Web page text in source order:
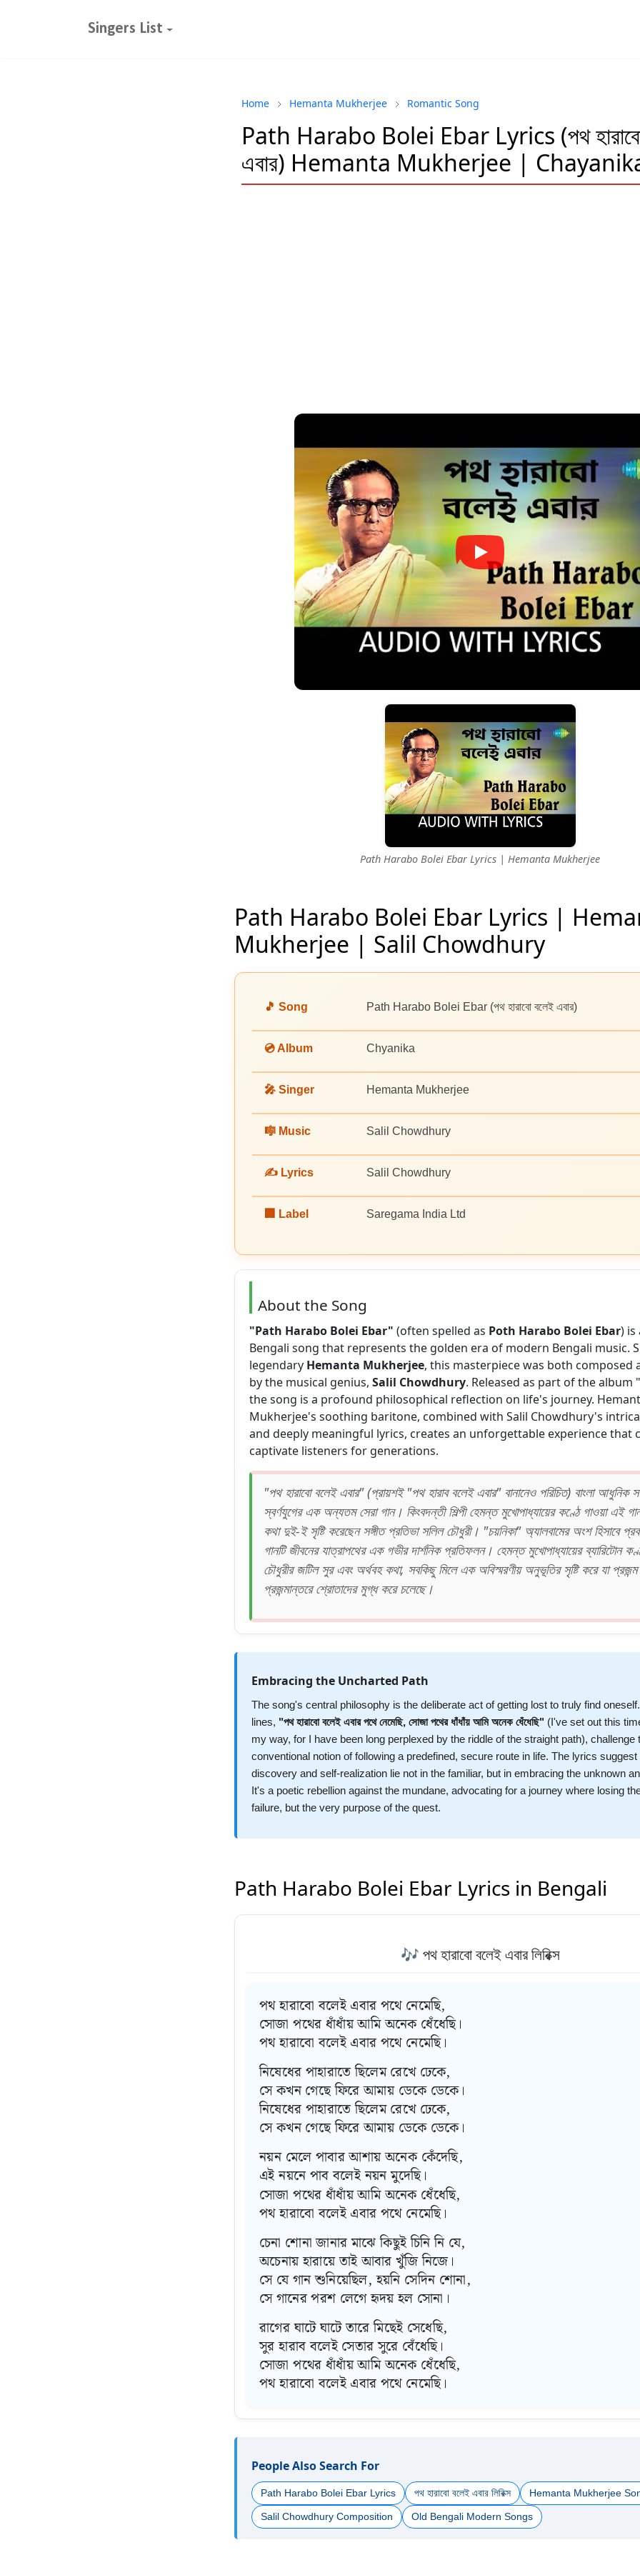
Singers List
Home Hemanta Mukherjee Romantic Song
Path Harabo Bolei Ebar Lyrics (পথ
এবার) Hemanta Mukherjee |
Path Harabo Bolei Ebar Lyrics | Hemanta Mukherjee
Path Harabo Bolei Ebar Lyrics |
Mukherjee | Salil Chowdhury
🎵 Song Path Harabo Bolei Ebar (পথ হারাবো বলেই এবার)
💿 Album Chyanika
🎤 Singer Hemanta Mukherjee
🎼 Music Salil Chowdhury
✍️ Lyrics Salil Chowdhury
🏢 Label Saregama India Ltd
About the Song
"Path Harabo Bolei Ebar" (often spelled as Poth Harabo Bolei Ebar) is
Bengali song that represents the golden era of modern Bengali music.
legendary Hemanta Mukherjee, this masterpiece was both composed
by the musical genius, Salil Chowdhury. Released as part of the album
the song is a profound philosophical reflection on life's journey.
Mukherjee's soothing baritone, combined with Salil Chowdhury's
and deeply meaningful lyrics, creates an unforgettable experience that
captivate listeners for generations.
"পথ হারাবো বলেই এবার" (প্রায়শই "পথ হারাব বলেই এবার" বানানেও পরিচিত) বাংলা আধুনিক
স্বর্ণযুগের এক অন্যতম সেরা গান। কিংবদন্তী শিল্পী হেমন্ত মুখোপাধ্যায়ের কণ্ঠে গাওয়া এই
কথা দুই-ই সৃষ্টি করেছেন সঙ্গীত প্রতিভা সলিল চৌধুরী। "চয়নিকা" অ্যালবামের অংশ হিসাবে
গানটি জীবনের যাত্রাপথের এক গভীর দার্শনিক প্রতিফলন। হেমন্ত মুখোপাধ্যায়ের ব্যারিটোন
চৌধুরীর জটিল সুর এবং অর্থবহ কথা, সবকিছু মিলে এক অবিস্মরণীয় অনুভূতির সৃষ্টি করে যা
প্রজন্মান্তরে শ্রোতাদের মুগ্ধ করে চলেছে।
Embracing the Uncharted Path
The song's central philosophy is the deliberate act of getting lost to truly find
lines, "পথ হারাবো বলেই এবার পথে নেমেছি, সোজা পথের ধাঁধাঁয় আমি অনেক ধেঁধেছি" (I've set out this
my way, for I have been long perplexed by the riddle of the straight path), challenge
conventional notion of following a predefined, secure route in life. The lyrics suggest
discovery and self-realization lie not in the familiar, but in embracing the unknown
It's a poetic rebellion against the mundane, advocating for a journey where losing
failure, but the very purpose of the quest.
Path Harabo Bolei Ebar Lyrics in Bengali
🎶 পথ হারাবো বলেই এবার লিরিক্স
পথ হারাবো বলেই এবার পথে নেমেছি,
সোজা পথের ধাঁধাঁয় আমি অনেক ধেঁধেছি।
পথ হারাবো বলেই এবার পথে নেমেছি।
নিষেধের পাহারাতে ছিলেম রেখে ঢেকে,
সে কখন গেছে ফিরে আমায় ডেকে ডেকে।
নিষেধের পাহারাতে ছিলেম রেখে ঢেকে,
সে কখন গেছে ফিরে আমায় ডেকে ডেকে।
নয়ন মেলে পাবার আশায় অনেক কেঁদেছি,
এই নয়নে পাব বলেই নয়ন মুদেছি।
সোজা পথের ধাঁধাঁয় আমি অনেক ধেঁধেছি,
পথ হারাবো বলেই এবার পথে নেমেছি।
চেনা শোনা জানার মাঝে কিছুই চিনি নি যে,
অচেনায় হারায়ে তাই আবার খুঁজি নিজে।
সে যে গান শুনিয়েছিল, হয়নি সেদিন শোনা,
সে গানের পরশ লেগে হৃদয় হল সোনা।
রাগের ঘাটে ঘাটে তারে মিছেই সেধেছি,
সুর হারাব বলেই সেতার সুরে বেঁধেছি।
সোজা পথের ধাঁধাঁয় আমি অনেক ধেঁধেছি,
পথ হারাবো বলেই এবার পথে নেমেছি।
People Also Search For
Path Harabo Bolei Ebar Lyrics পথ হারাবো বলেই এবার লিরিক্স Hemanta Mukherjee
Salil Chowdhury Composition Old Bengali Modern Songs